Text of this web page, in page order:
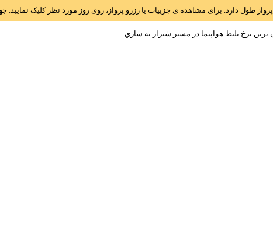
طول دارد. برای مشاهده ی جزییات یا رزرو پرواز، روی روز مورد نظر کلیک
ترین نرخ بلیط هواپیما در مسیر شيراز به ساري